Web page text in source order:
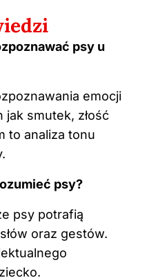
psy u
emocji
jak smutek, złość
to analiza tonu
psy?
psy potrafią
oraz gestów.